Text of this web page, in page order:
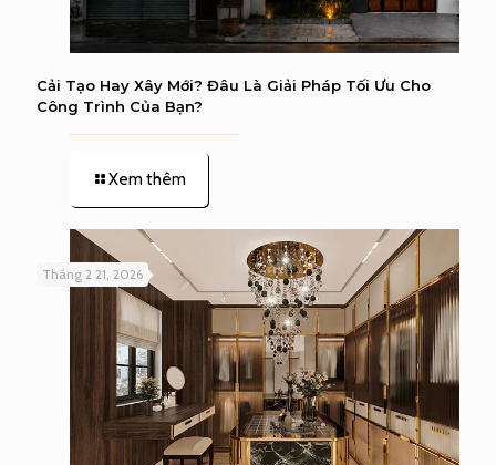
Cải Tạo Hay Xây Mới? Đâu Là Giải Pháp Tối Ưu Cho
Công Trình Của Bạn?
Xem thêm
Tháng 2 21, 2026